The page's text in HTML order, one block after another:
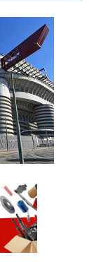
Mastantuono.
też połowę jego
fantazja, asysty
Kibice
Thorstvedta.
PSG dopina
do
Manchester